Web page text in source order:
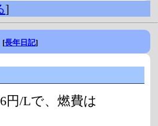
]
[長年日記]
円/Lで、燃費は